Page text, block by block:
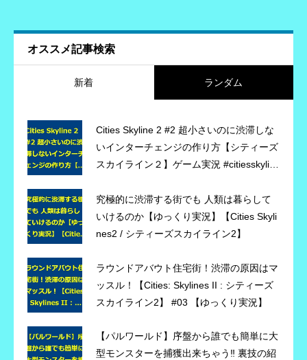
オススメ記事検索
新着 ランダム
Cities Skyline 2 #2 超小さいのに渋滞しな
いインターチェンジの作り方【シティーズ
スカイライン２】ゲーム実況 #citiesskylin
究極的に渋滞する街でも 人類は暮らして
いけるのか【ゆっくり実況】【Cities Skyli
nes2 / シティーズスカイライン2】
ラウンドアバウト住宅街！渋滞の原因はマ
ッスル！【Cities: Skylines II : シティーズ
スカイライン2】 #03 【ゆっくり実況】
【パルワールド】序盤から誰でも簡単に大
型モンスターを捕獲出来ちゃう‼ 裏技の紹